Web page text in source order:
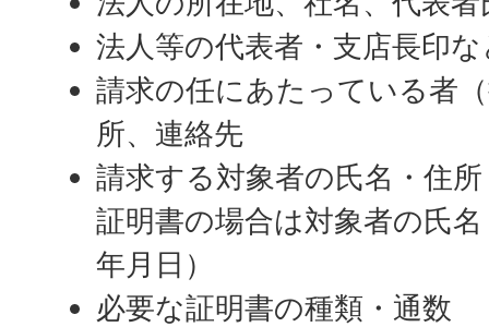
法人等の代表者・支店長印
請求の任にあたっている者
所、連絡先
請求する対象者の氏名・住
証明書の場合は対象者の氏
年月日）
必要な証明書の種類・通数